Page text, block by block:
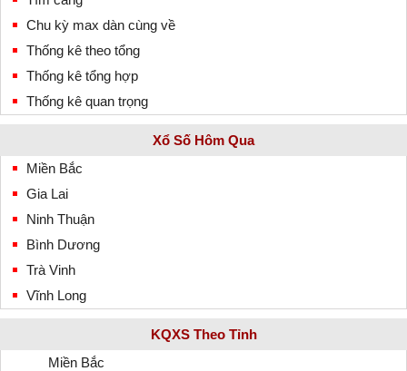
Chu kỳ max dàn cùng về
Thống kê theo tổng
Thống kê tổng hợp
Thống kê quan trọng
Xổ Số Hôm Qua
Miền Bắc
Gia Lai
Ninh Thuận
Bình Dương
Trà Vinh
Vĩnh Long
KQXS Theo Tỉnh
Miền Bắc